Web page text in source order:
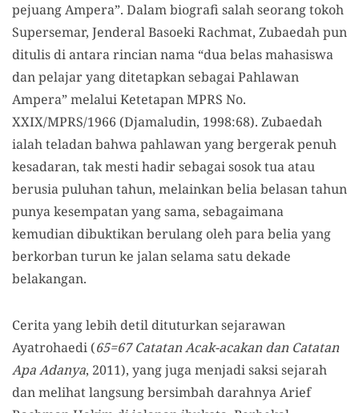
pejuang Ampera”. Dalam biografi salah seorang tokoh
Supersemar, Jenderal Basoeki Rachmat, Zubaedah pun
ditulis di antara rincian nama “dua belas mahasiswa
dan pelajar yang ditetapkan sebagai Pahlawan
Ampera” melalui Ketetapan MPRS No.
XXIX/MPRS/1966 (Djamaludin, 1998:68). Zubaedah
ialah teladan bahwa pahlawan yang bergerak penuh
kesadaran, tak mesti hadir sebagai sosok tua atau
berusia puluhan tahun, melainkan belia belasan tahun
punya kesempatan yang sama, sebagaimana
kemudian dibuktikan berulang oleh para belia yang
berkorban turun ke jalan selama satu dekade
belakangan.
Cerita yang lebih detil dituturkan sejarawan
Ayatrohaedi (65=67 Catatan Acak-acakan dan Catatan
Apa Adanya, 2011), yang juga menjadi saksi sejarah
dan melihat langsung bersimbah darahnya Arief